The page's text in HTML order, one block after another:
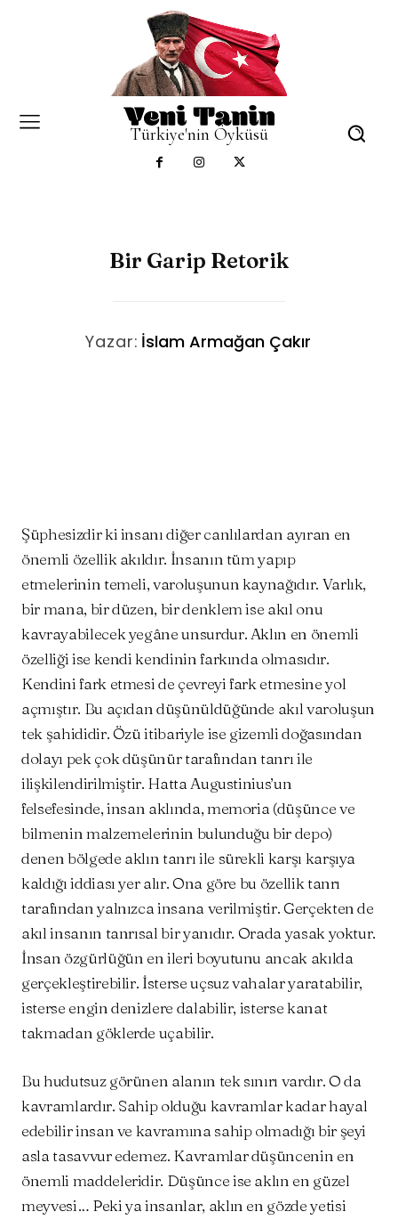
Türkiye'nin Öyküsü
Bir Garip Retorik
Yazar: İslam Armağan Çakır
Şüphesizdir ki insanı diğer canlılardan ayıran en
önemli özellik akıldır. İnsanın tüm yapıp
etmelerinin temeli, varoluşunun kaynağıdır. Varlık,
bir mana, bir düzen, bir denklem ise akıl onu
kavrayabilecek yegâne unsurdur. Aklın en önemli
özelliği ise kendi kendinin farkında olmasıdır.
Kendini fark etmesi de çevreyi fark etmesine yol
açmıştır. Bu açıdan düşünüldüğünde akıl varoluşun
tek şahididir. Özü itibariyle ise gizemli doğasından
dolayı pek çok düşünür tarafından tanrı ile
ilişkilendirilmiştir. Hatta Augustinius’un
felsefesinde, insan aklında, memoria (düşünce ve
bilmenin malzemelerinin bulunduğu bir depo)
denen bölgede aklın tanrı ile sürekli karşı karşıya
kaldığı iddiası yer alır. Ona göre bu özellik tanrı
tarafından yalnızca insana verilmiştir. Gerçekten de
akıl insanın tanrısal bir yanıdır. Orada yasak yoktur.
İnsan özgürlüğün en ileri boyutunu ancak akılda
gerçekleştirebilir. İsterse uçsuz vahalar yaratabilir,
isterse engin denizlere dalabilir, isterse kanat
takmadan göklerde uçabilir.
Bu hudutsuz görünen alanın tek sınırı vardır. O da
kavramlardır. Sahip olduğu kavramlar kadar hayal
edebilir insan ve kavramına sahip olmadığı bir şeyi
asla tasavvur edemez. Kavramlar düşüncenin en
önemli maddeleridir. Düşünce ise aklın en güzel
meyvesi… Peki ya insanlar, aklın en gözde yetisi